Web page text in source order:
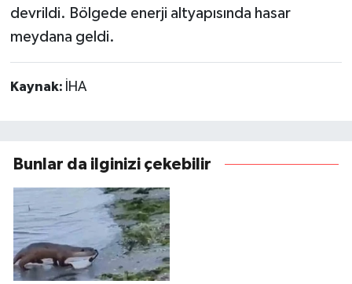
devrildi. Bölgede enerji altyapısında hasar
meydana geldi.
Kaynak: İHA
Bunlar da ilginizi çekebilir